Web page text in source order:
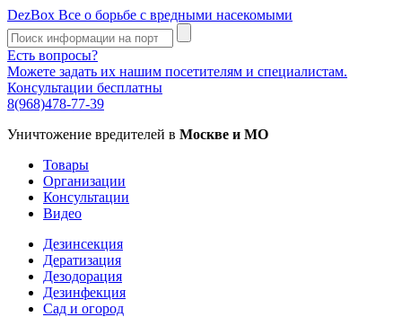
DezBox Все о борьбе с вредными насекомыми
Есть вопросы?
Можете задать их нашим посетителям и специалистам.
Консультации бесплатны
8(968)478-77-39
Уничтожение вредителей в Москве и МО
Товары
Организации
Консультации
Видео
Дезинсекция
Дератизация
Дезодорация
Дезинфекция
Сад и огород